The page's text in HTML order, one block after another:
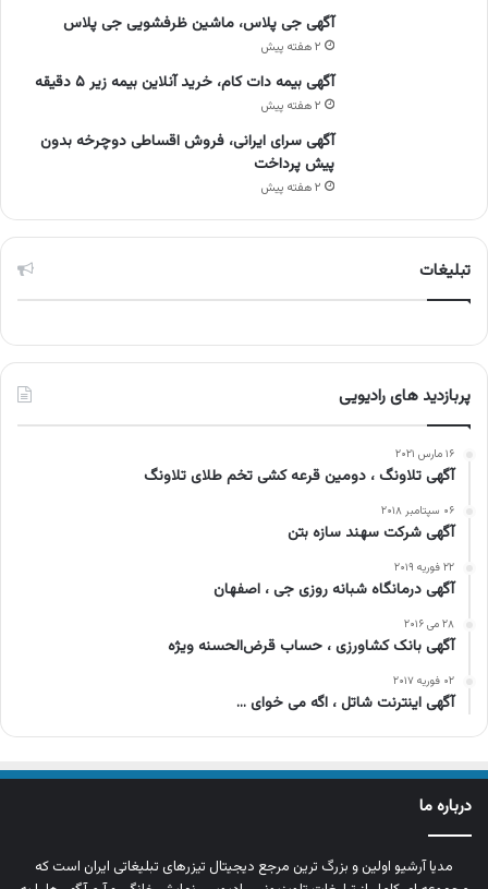
آگهی جی پلاس، ماشین ظرفشویی جی پلاس
۲ هفته پیش
آگهی بیمه دات کام، خرید آنلاین بیمه زیر ۵ دقیقه
۲ هفته پیش
آگهی سرای ایرانی، فروش اقساطی دوچرخه بدون
پیش پرداخت
۲ هفته پیش
تبلیغات
پربازدید های رادیویی
۱۶ مارس ۲۰۲۱
آگهی تلاونگ ، دومین قرعه کشی تخم طلای تلاونگ
۰۶ سپتامبر ۲۰۱۸
آگهی شرکت سهند سازه بتن
۲۲ فوریه ۲۰۱۹
آگهی درمانگاه شبانه روزی جی ، اصفهان
۲۸ می ۲۰۱۶
آگهی بانک کشاورزی ، حساب قرض‌الحسنه ویژه
۰۲ فوریه ۲۰۱۷
آگهی اینترنت شاتل ، اگه می خوای …
درباره ما
مدیا آرشیو اولین و بزرگ‌ ترین مرجع دیجیتال تیزرهای تبلیغاتی ایران است که